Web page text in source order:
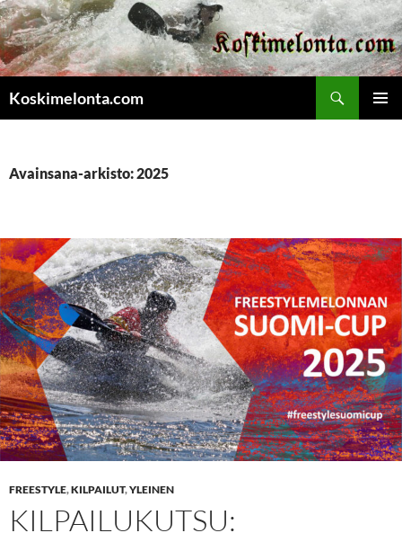
Koskimelonta.com
Avainsana-arkisto: 2025
FREESTYLE,KILPAILUT,YLEINEN
KILPAILUKUTSU: